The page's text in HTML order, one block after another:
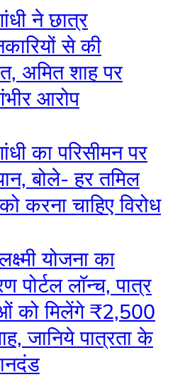
ने छात्र
से की
अमित शाह पर
आरोप
का परिसीमन पर
बोले- हर तमिल
करना चाहिए विरोध
योजना का
पोर्टल लॉन्च, पात्र
को मिलेंगे ₹2,500
जानिये पात्रता के